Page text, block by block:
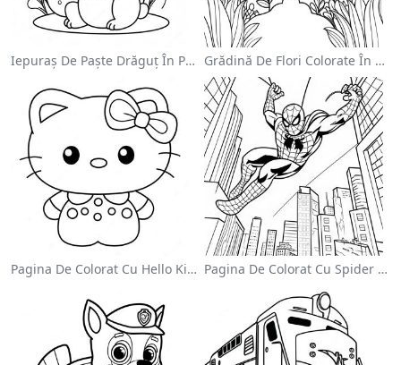
Iepuraș De Paște Drăguț În Pagină De Colorat Grădină De Flori Colorate În Pagină De Colorat
Pagina De Colorat Cu Hello Kitty Drăguță Cu Fundiță Pagina De Colorat Cu Spider Man Swinging Prin Oraș